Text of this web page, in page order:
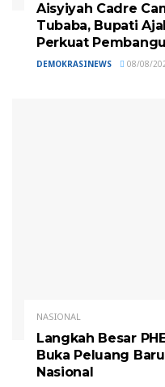
Aisyiyah Cadre
Tubaba, Bupati
Perkuat
DEMOKRASINEWS 08/08/
NASIONAL
Langkah Besar
Buka Peluang
Nasional